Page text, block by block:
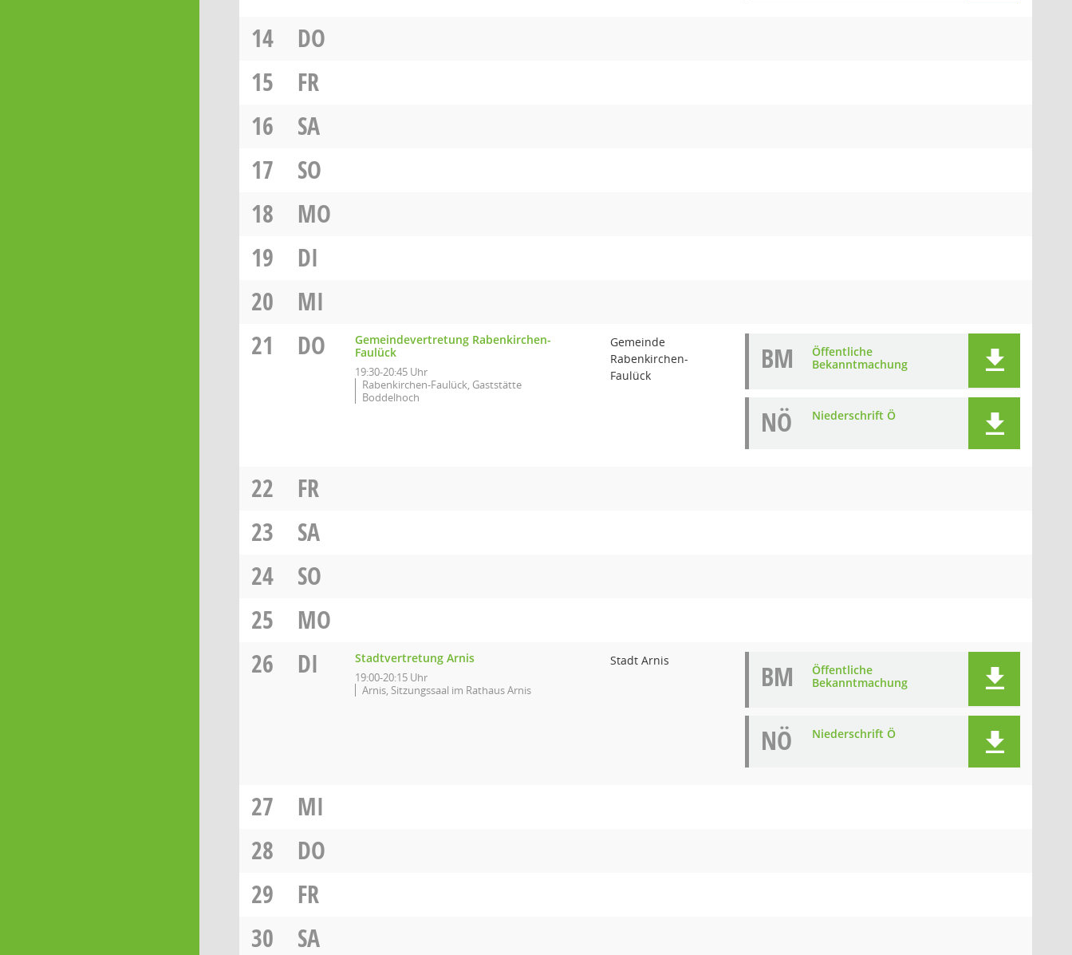
14
DO
15
FR
16
SA
17
SO
18
MO
19
DI
20
MI
21
DO
Gemeindevertretung Rabenkirchen-
Faulück
19:30-20:45 Uhr
Rabenkirchen-Faulück, Gaststätte
Boddelhoch
Gemeinde
Rabenkirchen-
Faulück
BM
Öffentliche
Bekanntmachung
NÖ Niederschrift Ö
22
FR
23
SA
24
SO
25
MO
26
DI Stadtvertretung Arnis
19:00-20:15 Uhr
Arnis, Sitzungssaal im Rathaus Arnis
Stadt Arnis BM
Öffentliche
Bekanntmachung
NÖ Niederschrift Ö
27
MI
28
DO
29
FR
30
SA